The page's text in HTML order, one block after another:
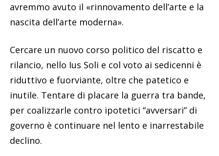
avremmo avuto il «rinnovamento dell’arte e la
nascita dell’arte moderna».
Cercare un nuovo corso politico del riscatto e
rilancio, nello Ius Soli e col voto ai sedicenni è
riduttivo e fuorviante, oltre che patetico e
inutile. Tentare di placare la guerra tra bande,
per coalizzarle contro ipotetici “avversari” di
governo è continuare nel lento e inarrestabile
declino.